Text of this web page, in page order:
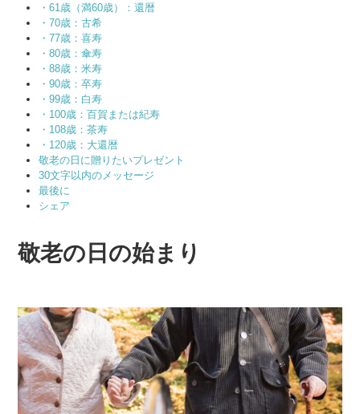
・61歳（満60歳）：還暦
・70歳：古希
・77歳：喜寿
・80歳：傘寿
・88歳：米寿
・90歳：卒寿
・99歳：白寿
・100歳：百賀または紀寿
・108歳：茶寿
・120歳：大還暦
敬老の日に贈りたいプレゼント
30文字以内のメッセージ
最後に
シェア
敬老の日の始まり